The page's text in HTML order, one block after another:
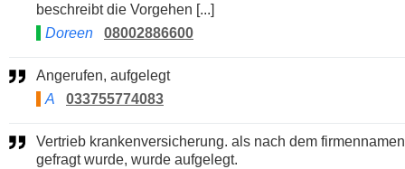
beschreibt die Vorgehen [...]
Doreen
08002886600
Angerufen, aufgelegt
A
033755774083
Vertrieb krankenversicherung. als nach dem firmennamen
gefragt wurde, wurde aufgelegt.